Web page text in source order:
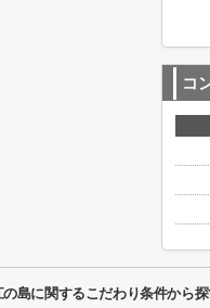
コ
の島に関するこだわり条件から